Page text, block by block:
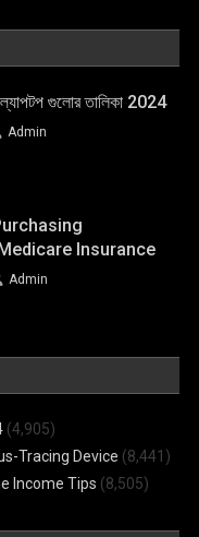
ল্যাপটপ গুলোর তালিকা 2024
Admin
Insurance
Admin
(4,905)
Tracing Device (8,441)
Income Tips (8,505)